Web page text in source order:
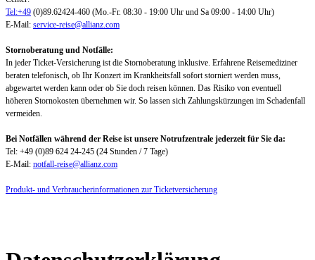
Tel:+49 (0)89.62424-460 (Mo.-Fr. 08:30 - 19:00 Uhr und Sa 09:00 - 14:00 Uhr)
E-Mail: service-reise@allianz.com
Stornoberatung und Notfälle:
In jeder Ticket-Versicherung ist die Stornoberatung inklusive. Erfahrene Reisemediziner
beraten telefonisch, ob Ihr Konzert im Krankheitsfall sofort storniert werden muss,
abgewartet werden kann oder ob Sie doch reisen können. Das Risiko von eventuell
höheren Stornokosten übernehmen wir. So lassen sich Zahlungskürzungen im Schadenfall
vermeiden.
Bei Notfällen während der Reise ist unsere Notrufzentrale jederzeit für Sie da:
Tel: +49 (0)89 624 24-245 (24 Stunden / 7 Tage)
E-Mail: notfall-reise@allianz.com
Produkt- und Verbraucherinformationen zur Ticketversicherung